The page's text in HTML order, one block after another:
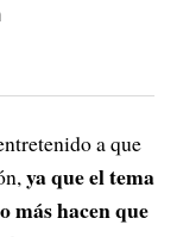
a que
ya que el tema
más hacen que